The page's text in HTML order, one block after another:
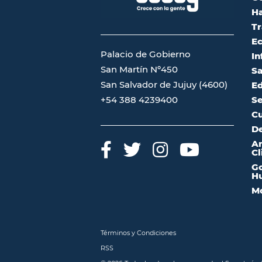
Palacio de Gobierno
San Martín Nº450
San Salvador de Jujuy (4600)
+54 388 4239400
Términos y Condiciones
RSS